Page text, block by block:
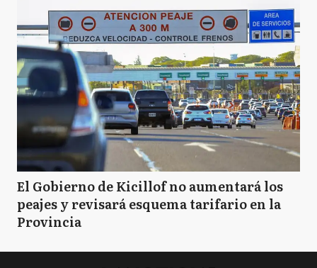
El Gobierno de Kicillof no aumentará los
peajes y revisará esquema tarifario en la
Provincia